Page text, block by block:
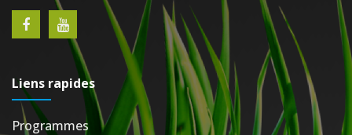
Liens rapides
Programmes